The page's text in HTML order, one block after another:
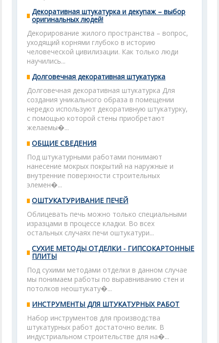
Декоративная штукатурка и декупаж – выбор
оригинальных людей!
Декорирование жилого пространства – вопрос,
уходящий корнями глубоко в историю
человеческой цивилизации. Как только люди
научились...
Долговечная декоративная штукатурка
Долговечная декоративная штукатурка Для
создания уникального образа в помещении
нередко используют декоративную штукатурку,
с помощью которой стены приобретают
желаемы�...
ОБЩИЕ СВЕДЕНИЯ
Под штукатурными работами понимают
нанесение мокрых покрытий на наружные и
внутренние поверхности строительных
элемен�...
ОШТУКАТУРИВАНИЕ ПЕЧЕЙ
Облицевать печь можно только специальными
изразцами в процессе кладки. Во всех
остальных случаях печи оштукатури...
СУХИЕ МЕТОДЫ ОТДЕЛКИ - ГИПСОКАРТОННЫЕ
ПЛИТЫ
Под сухими методами отделки в данном случае
мы понимаем работы по выравниванию стен и
потолков неоштукату�...
ИНСТРУМЕНТЫ ДЛЯ ШТУКАТУРНЫХ РАБОТ
Набор инструментов для производства
штукатурных работ достаточно велик. В
индустриальном строительстве для на�...